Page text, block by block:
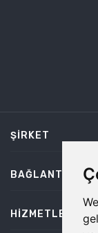
ŞIRKET
BAĞLANTILAR
HIZMETLER